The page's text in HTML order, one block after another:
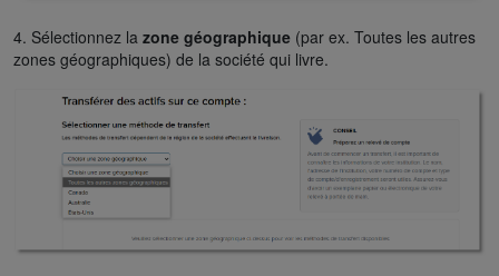
4. Sélectionnez la zone géographique (par ex. Toutes les autres
zones géographiques) de la société qui livre.